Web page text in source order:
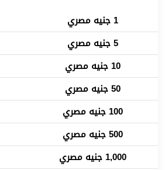
1 جنيه مصري
5 جنيه مصري
10 جنيه مصري
50 جنيه مصري
100 جنيه مصري
500 جنيه مصري
1,000 جنيه مصري